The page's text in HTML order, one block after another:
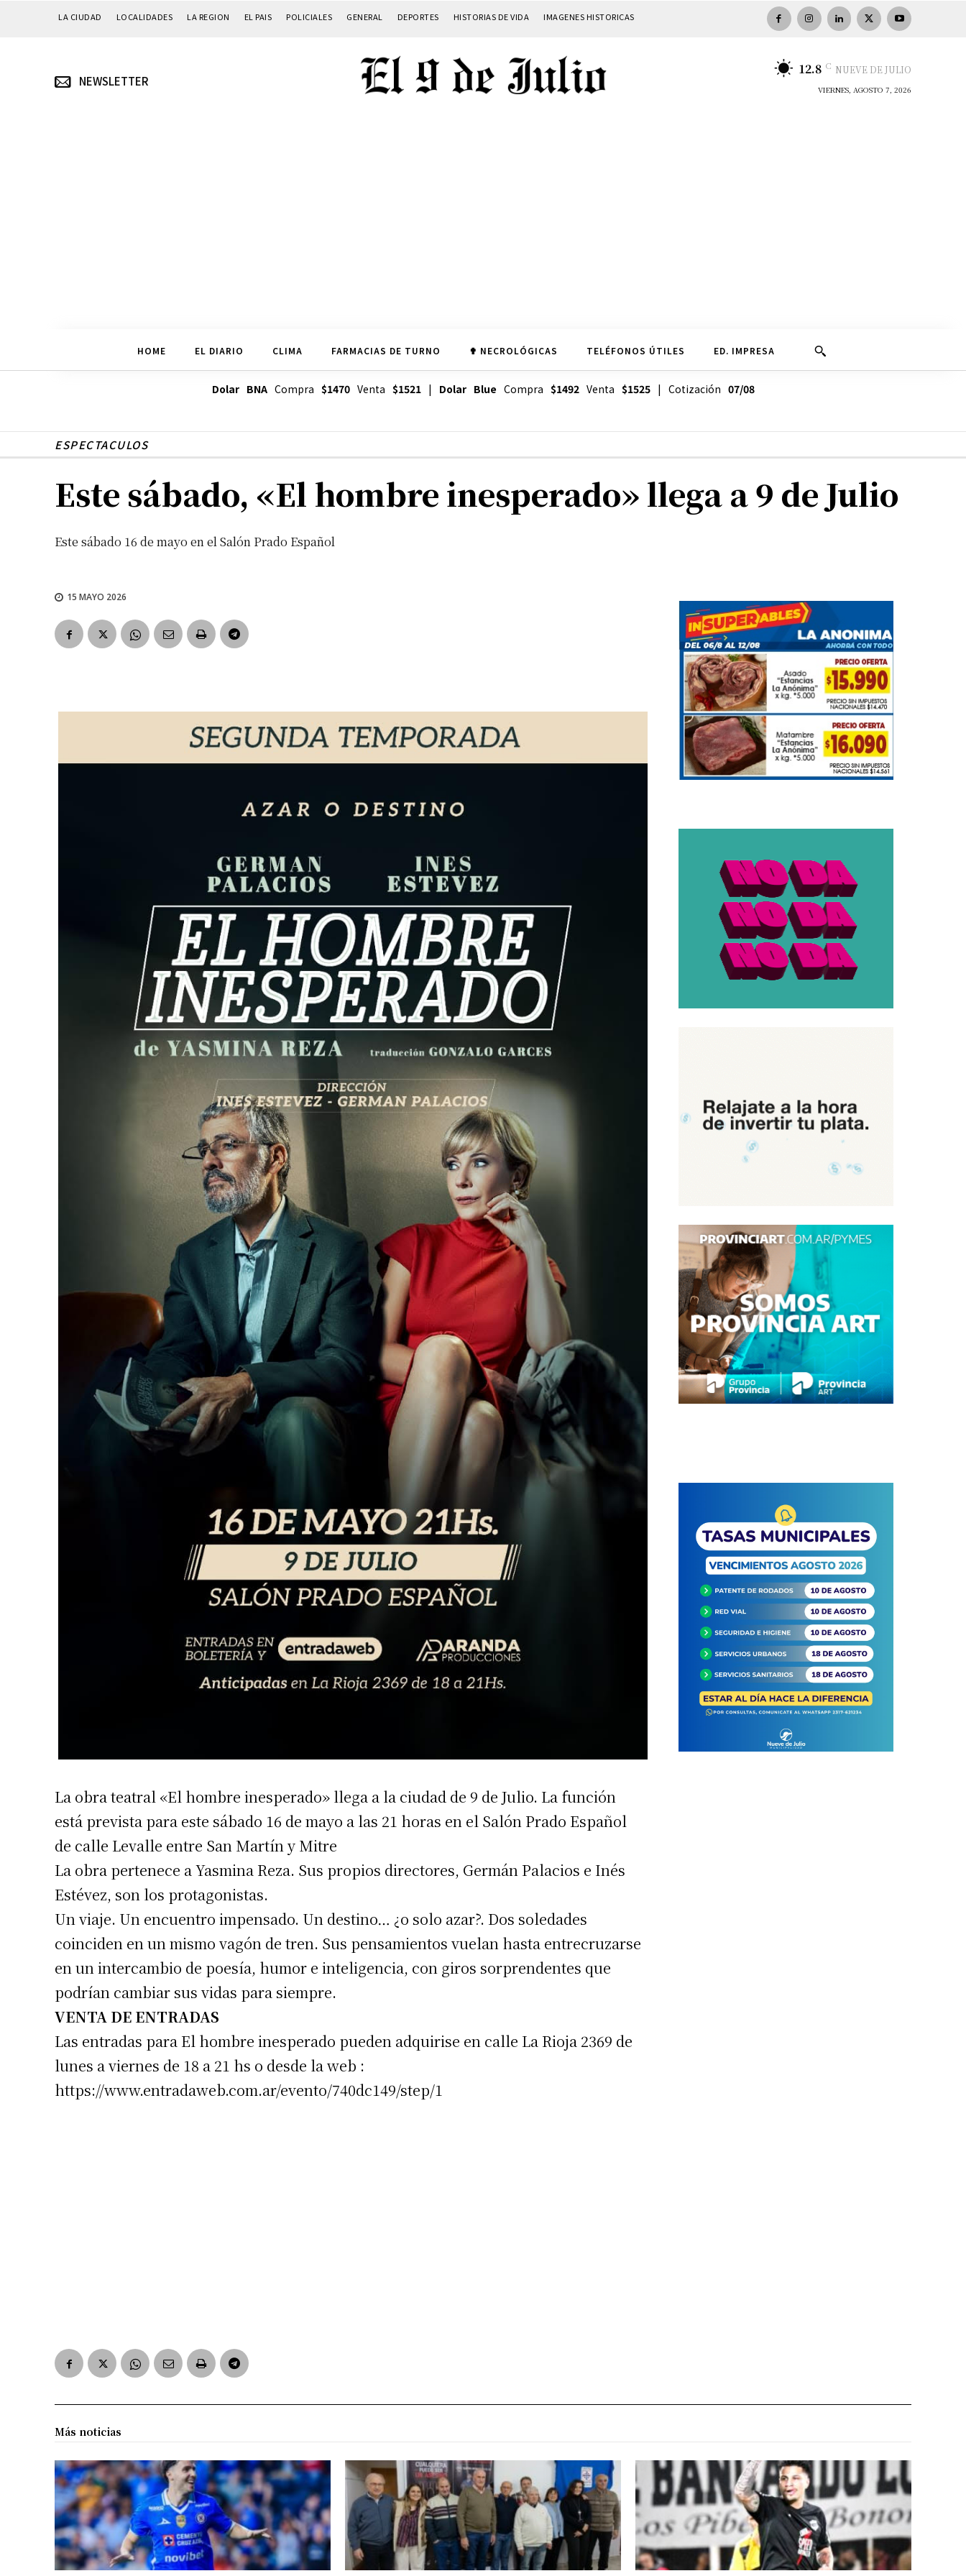
Suscribirme gratis
Dirección de correo electrónico *
Nombre
LA CIUDAD LOCALIDADES LA REGION EL PAIS POLICIALES GENERAL DEPORTES HISTORIAS DE VIDA IMAGENES HISTORICAS
NEWSLETTER
12.8 C NUEVE DE JULIO
VIERNES, AGOSTO 7, 2026
HOME EL DIARIO CLIMA FARMACIAS DE TURNO ✟ NECROLÓGICAS TELÉFONOS ÚTILES ED. IMPRESA
Dolar BNACompra $1470Venta $1521| Dolar Blue Compra $1492Venta $1525| Cotización 07/08
ESPECTACULOS
Este sábado, «El hombre inesperado» llega a 9 de Julio
Este sábado 16 de mayo en el Salón Prado Español
15 MAYO 2026
La obra teatral «El hombre inesperado» llega a la ciudad de 9 de Julio. La función
está prevista para este sábado 16 de mayo a las 21 horas en el Salón Prado Español
de calle Levalle entre San Martín y Mitre
La obra pertenece a Yasmina Reza. Sus propios directores, Germán Palacios e Inés
Estévez, son los protagonistas.
Un viaje. Un encuentro impensado. Un destino… ¿o solo azar?. Dos soledades
coinciden en un mismo vagón de tren. Sus pensamientos vuelan hasta entrecruzarse
en un intercambio de poesía, humor e inteligencia, con giros sorprendentes que
podrían cambiar sus vidas para siempre.
VENTA DE ENTRADAS
Las entradas para El hombre inesperado pueden adquirise en calle La Rioja 2369 de
lunes a viernes de 18 a 21 hs o desde la web :
https://www.entradaweb.com.ar/evento/740dc149/step/1
Más noticias